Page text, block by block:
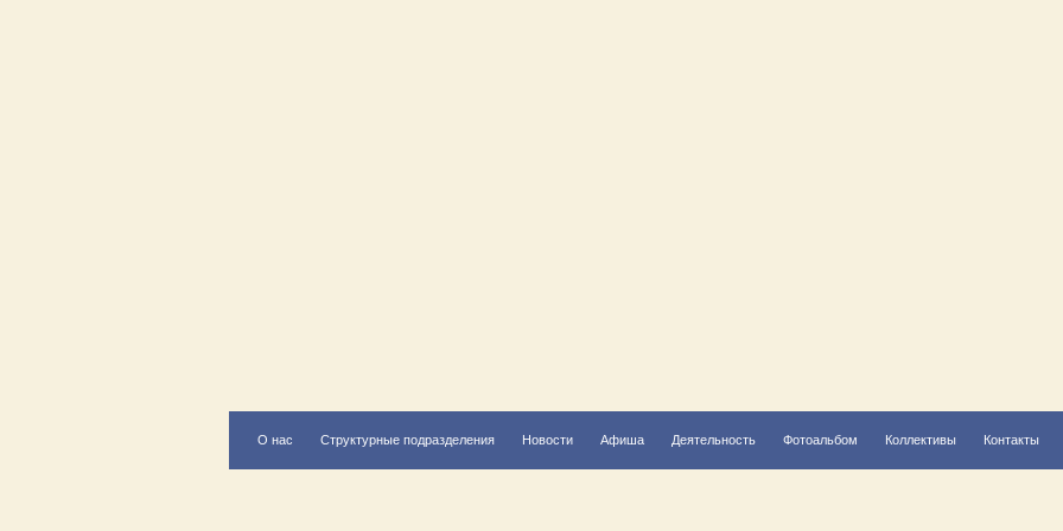
О нас Структурные подразделения Новости Афиша Деятельность Фотоальбом Коллективы Контакты